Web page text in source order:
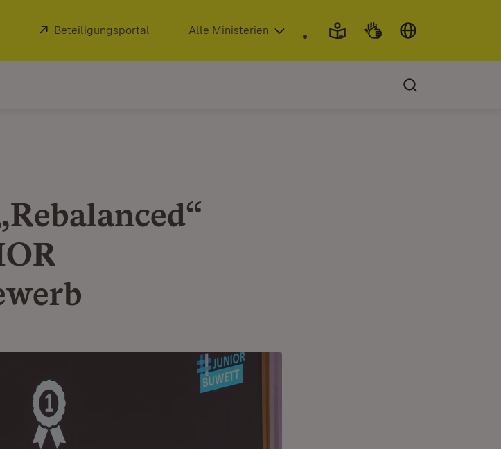
(Öffnet in neuem Fenster)
Extern:
Beteiligungsportal (Öffnet in neuem Fenster)
Alle Ministerien